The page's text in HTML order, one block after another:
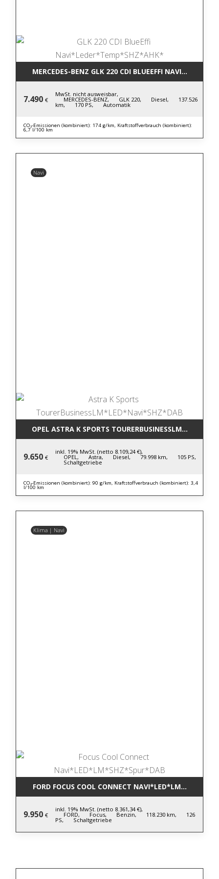
MERCEDES-BENZ GLK 220 CDI
7.490 €
MwSt. nicht ausweisbar,
MERCEDES-BENZ, GLK 220, Diesel, 137.526
km, 170 PS, Automatik
CO₂-Emissionen (kombiniert): 174 g/km, Kraftstoffverbrauch (kombiniert):
6,7 l/100 km
Navi
OPEL ASTRA K SPORTS
9.650 €
inkl. 19% MwSt. (netto 8.109,24 €),
OPEL, Astra, Diesel, 79.998 km, 105 PS,
Schaltgetriebe
CO₂-Emissionen (kombiniert): 90 g/km, Kraftstoffverbrauch (kombiniert): 3,4
l/100 km
Klima | Navi
FORD FOCUS COOL CONNECT
9.950 €
inkl. 19% MwSt. (netto 8.361,34 €),
FORD, Focus, Benzin, 118.230 km, 126
PS, Schaltgetriebe